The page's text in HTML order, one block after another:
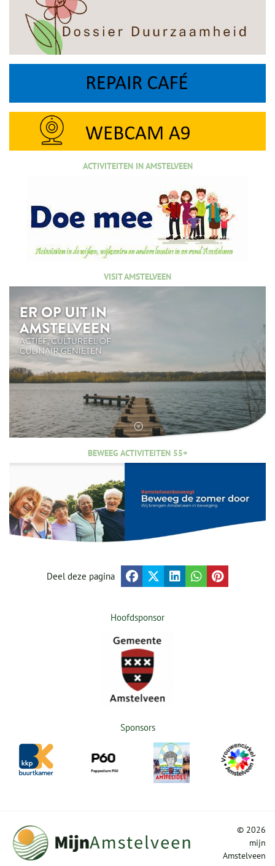
ACTIVITEITEN IN AMSTELVEEN
VISIT AMSTELVEEN
BEWEEG ACTIVITEITEN 55+
Deel deze pagina
Hoofdsponsor
Sponsors
© 2026
mijn
Amstelveen